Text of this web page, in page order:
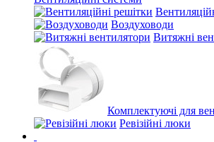
Воздуховоди
Витяжні
Комплектуючі для
Ревізійні люки